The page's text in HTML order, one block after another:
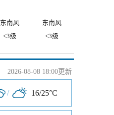
东南风
东南风
<3级 <3级
2026-08-08 18:00更新
/ 16/25°C